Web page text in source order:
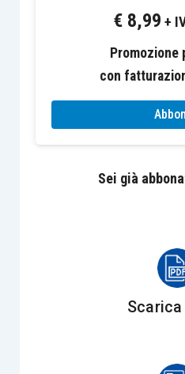
costituiscono
lavoratore
(è il
indennizzi
sono
lavoro;
l’acquisto di
valore, quali la
assoggettare
€ 8,99 +
Promozione
con
Sei già
Scarica